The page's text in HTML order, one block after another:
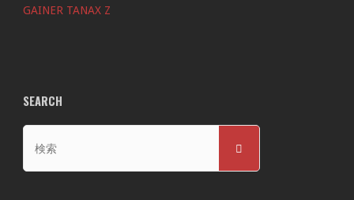
GAINER TANAX Z
SEARCH
対
検